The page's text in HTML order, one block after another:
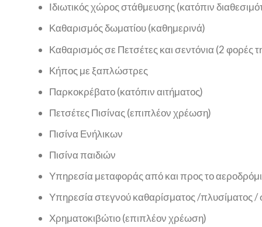
Ιδιωτικός χώρος στάθμευσης (κατόπιν
Καθαρισμός δωματίου (καθημερινά)
Καθαρισμός σε Πετσέτες και σεντόνια (2 φορές
Κήπος με ξαπλώστρες
Παρκοκρέβατο (κατόπιν αιτήματος)
Πετσέτες Πισίνας (επιπλέον χρέωση)
Πισίνα Ενήλικων
Πισίνα παιδιών
Υπηρεσία μεταφοράς από και προς το
Υπηρεσία στεγνού καθαρίσματος /πλυσίματος
Χρηματοκιβώτιο (επιπλέον χρέωση)